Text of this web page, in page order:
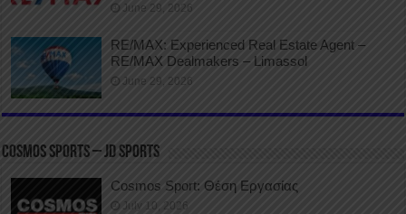
June 29, 2026
RE/MAX: Experienced Real Estate Agent –
RE/MAX Dealmakers – Limassol
June 29, 2026
COSMOS SPORTS – JD SPORTS
Cosmos Sport: Θέση Εργασίας
July 10, 2026